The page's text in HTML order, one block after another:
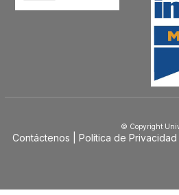
© Copyright
Contáctenos Política de Privacidad